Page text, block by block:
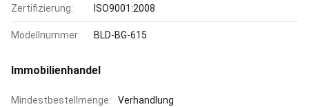
Zertifizierung: ISO9001:2008
Modellnummer: BLD-BG-615
Immobilienhandel
Mindestbestellmenge: Verhandlung